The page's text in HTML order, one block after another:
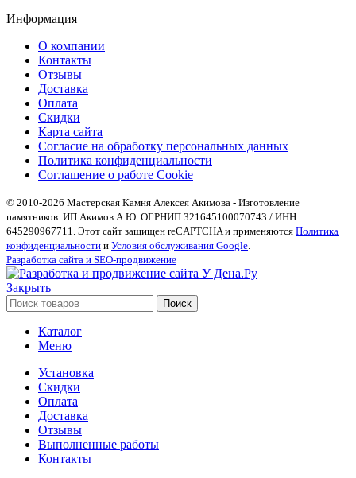
Информация
О компании
Контакты
Отзывы
Доставка
Оплата
Скидки
Карта сайта
Согласие на обработку персональных данных
Политика конфиденциальности
Соглашение о работе Cookie
© 2010-2026 Мастерская Камня Алексея Акимова - Изготовление
памятников. ИП Акимов А.Ю. ОГРНИП 321645100070743 / ИНН
645290967711. Этот сайт защищен reCAPTCHA и применяются Политика
конфиденциальности и Условия обслуживания Google.
Разработка сайта и SEO-продвижение
Закрыть
Поиск
Каталог
Меню
Установка
Скидки
Оплата
Доставка
Отзывы
Выполненные работы
Контакты